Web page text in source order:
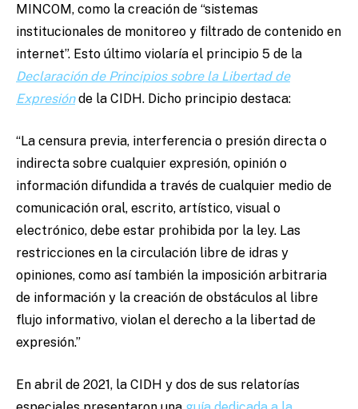
MINCOM, como la creación de “sistemas
institucionales de monitoreo y filtrado de contenido en
internet”. Esto último violaría el principio 5 de la
Declaración de Principios sobre la Libertad de
Expresiónde la CIDH. Dicho principio destaca:
“La censura previa, interferencia o presión directa o
indirecta sobre cualquier expresión, opinión o
información difundida a través de cualquier medio de
comunicación oral, escrito, artístico, visual o
electrónico, debe estar prohibida por la ley. Las
restricciones en la circulación libre de idras y
opiniones, como así también la imposición arbitraria
de información y la creación de obstáculos al libre
flujo informativo, violan el derecho a la libertad de
expresión.”
En abril de 2021, la CIDH y dos de sus relatorías